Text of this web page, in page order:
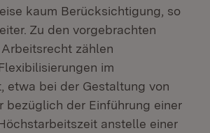
kaum Berücksichtigung, so
Zu den vorgebrachten
zählen
im
etwa bei der Gestaltung von
bezüglich der Einführung einer
anstelle einer